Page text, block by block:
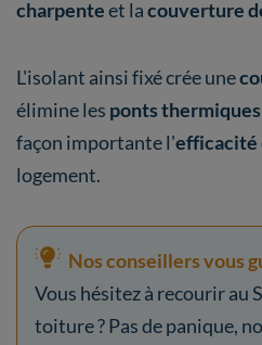
charpenteet lacouverture
L'isolant ainsi fixé crée une
élimine les ponts thermiques
façon importante l'efficacité
logement.
Nos conseillers vous
Vous hésitez à recourir au
toiture ? Pas de panique,